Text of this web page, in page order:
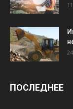
ПОСЛЕДНЕЕ